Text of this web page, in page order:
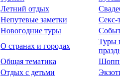
Летний отдых
Непутевые заметки
Секс-
Новогодние туры
О странах и городах
Туры
Общая тематика
Отдых с детьми